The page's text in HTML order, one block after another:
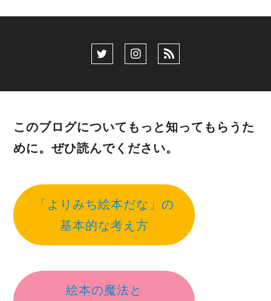
このブログについてもっと知ってもらうた
めに。ぜひ読んでください。
「よりみち絵本だな」の
基本的な考え方
絵本の魔法と